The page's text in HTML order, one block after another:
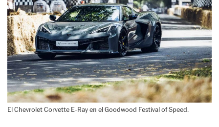
El Chevrolet Corvette E-Ray en el Goodwood Festival of Speed.